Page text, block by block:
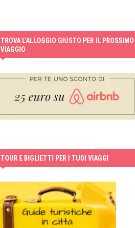
TROVA L’ALLOGGIO GIUSTO PER IL PROSSIMO
VIAGGIO
TOUR E BIGLIETTI PER I TUOI VIAGGI